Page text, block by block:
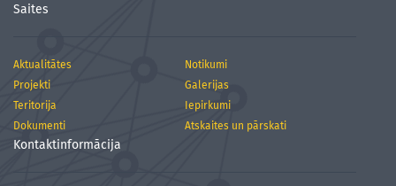
Saites
Aktualitātes
Notikumi
Projekti
Galerijas
Teritorija
Iepirkumi
Dokumenti
Atskaites un pārskati
Kontaktinformācija